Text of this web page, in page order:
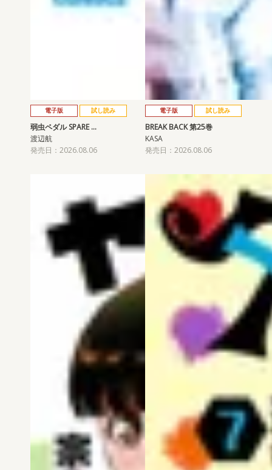
電子版 試し読み
弱虫ペダル SPARE …
渡辺航
発売日：2026.08.06
電子版 試し読み
BREAK BACK 第25巻
KASA
発売日：2026.08.06